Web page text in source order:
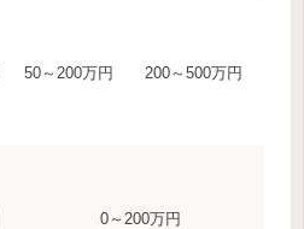
50～200万円 200～500万円
0～200万円